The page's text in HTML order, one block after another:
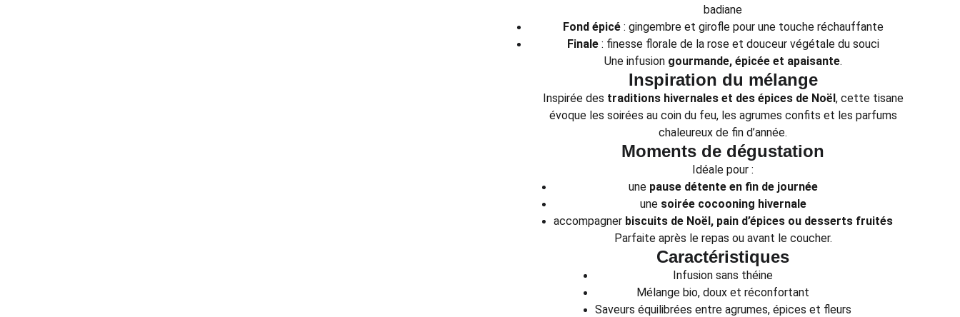
badiane
Fond épicé: gingembre et girofle pour une touche réchauffante
Finale: finesse florale de la rose et douceur végétale du souci
Une infusion gourmande, épicée et apaisante.
Inspiration du mélange
Inspirée des traditions hivernales et des épices de Noël, cette tisane
évoque les soirées au coin du feu, les agrumes confits et les parfums
chaleureux de fin d’année.
Moments de dégustation
Idéale pour :
une pause détente en fin de journée
une soirée cocooning hivernale
accompagner biscuits de Noël, pain d’épices ou desserts fruités
Parfaite après le repas ou avant le coucher.
Caractéristiques
Infusion sans théine
Mélange bio, doux et réconfortant
Saveurs équilibrées entre agrumes, épices et fleurs